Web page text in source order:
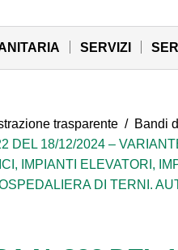
SERVIZI
trasparente / Bandi
DEL 18/12/2024 –
IMPIANTI ELEVATORI,
DI TERNI.